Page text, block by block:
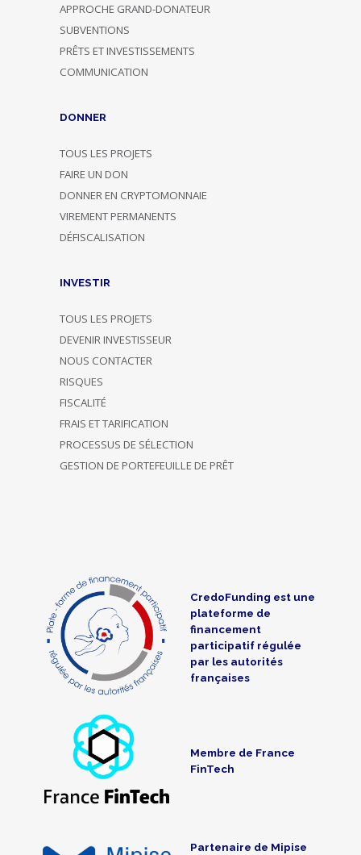
APPROCHE GRAND-DONATEUR
SUBVENTIONS
PRÊTS ET INVESTISSEMENTS
COMMUNICATION
DONNER
TOUS LES PROJETS
FAIRE UN DON
DONNER EN CRYPTOMONNAIE
VIREMENT PERMANENTS
DÉFISCALISATION
INVESTIR
TOUS LES PROJETS
DEVENIR INVESTISSEUR
NOUS CONTACTER
RISQUES
FISCALITÉ
FRAIS ET TARIFICATION
PROCESSUS DE SÉLECTION
GESTION DE PORTEFEUILLE DE PRÊT
CredoFunding est une
plateforme de
financement
participatif régulée
par les autorités
françaises
Membre de France
FinTech
Partenaire de Mipise